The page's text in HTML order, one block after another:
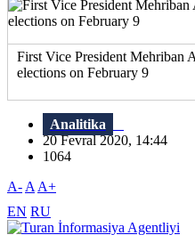
First Vice President Mehriban
elections on February 9
Analitika
20 Fevral 2020, 14:44
1064
A- A A+
EN RU